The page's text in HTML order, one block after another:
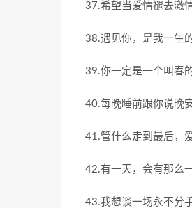
37.希望当爱情褪去激
38.遇见你，是我一生
39.你一定是一个叫春
40.每晚睡前跟你说晚
41.管什么走到最后，
42.有一天，会有那么
43.我想谈一场永不分